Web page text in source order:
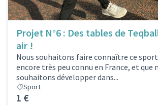
Projet N°6 : Des tables de
air !
Nous souhaitons faire connaître ce
encore très peu connu en France, et que
souhaitons développer dans...
Sport
1 €